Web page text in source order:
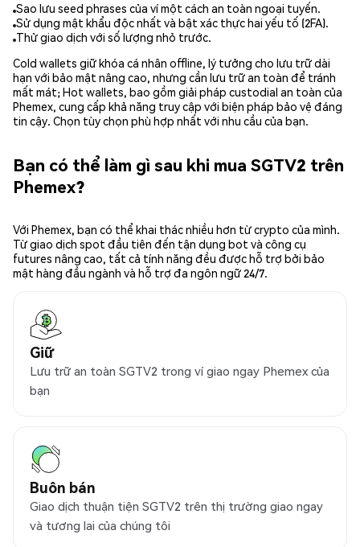
Sao lưu seed phrases của ví một cách an toàn ngoại tuyến.
Sử dụng mật khẩu độc nhất và bật xác thực hai yếu tố (2FA).
Thử giao dịch với số lượng nhỏ trước.
Cold wallets giữ khóa cá nhân offline, lý tưởng cho lưu trữ dài
hạn với bảo mật nâng cao, nhưng cần lưu trữ an toàn để tránh
mất mát; Hot wallets, bao gồm giải pháp custodial an toàn của
Phemex, cung cấp khả năng truy cập với biện pháp bảo vệ đáng
tin cậy. Chọn tùy chọn phù hợp nhất với nhu cầu của bạn.
Bạn có thể làm gì sau khi mua SGTV2 trên
Phemex?
Với Phemex, bạn có thể khai thác nhiều hơn từ crypto của mình.
Từ giao dịch spot đầu tiên đến tận dụng bot và công cụ
futures nâng cao, tất cả tính năng đều được hỗ trợ bởi bảo
mật hàng đầu ngành và hỗ trợ đa ngôn ngữ 24/7.
Giữ
Lưu trữ an toàn SGTV2 trong ví giao ngay Phemex của
bạn
Buôn bán
Giao dịch thuận tiện SGTV2 trên thị trường giao ngay
và tương lai của chúng tôi